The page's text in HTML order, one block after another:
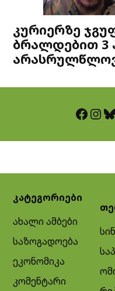
კურიერზე
ბრალდებით 3
Facebook InstagramBluesky
კატეგორიები
ახალი ამბები
საზოგადოება
ეკონომიკა
კომენტარი